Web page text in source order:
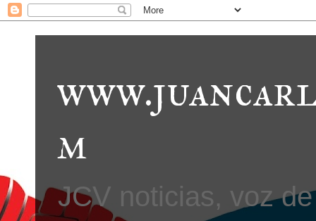
m
JCV noticias, voz